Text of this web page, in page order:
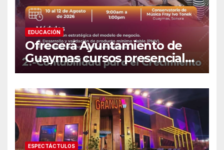
EDUCACIÓN
Ofrecerá Ayuntamiento de
Guaymas cursos presenciales
para emprendedores
ESPECTÁCTULOS